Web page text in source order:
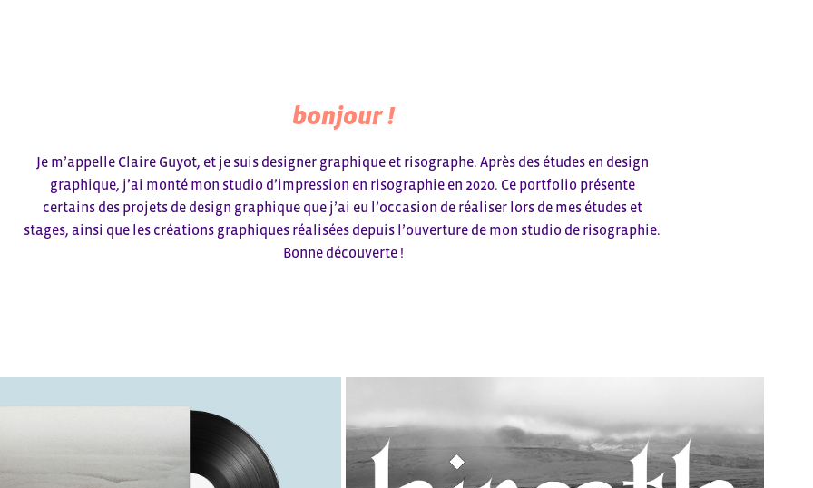
bonjour !
Je m’appelle Claire Guyot, et je suis designer graphique et risographe. Après des études en design
graphique, j’ai monté mon studio d’impression en risographie en 2020. Ce portfolio présente
certains des projets de design graphique que j’ai eu l’occasion de réaliser lors de mes études et
stages, ainsi que les créations graphiques réalisées depuis l’ouverture de mon studio de risographie.
Bonne découverte !
2022 2022